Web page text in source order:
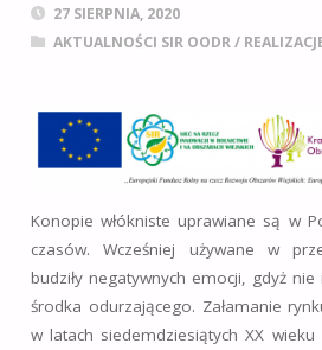
27 SIERPNIA, 2020
AKTUALNOŚCI SIR OODR/
Konopie włókniste uprawiane są w
czasów. Wcześniej używane w
budziły negatywnych emocji, gdyż
środka odurzającego. Załamanie
w latach siedemdziesiątych XX wieku